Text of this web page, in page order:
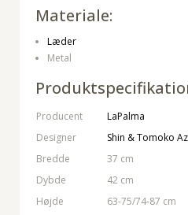
Materiale:
Læder
Metal
Producent
LaPalma
Designer
Shin & Tomoko
Bredde
37 cm
Dybde
42 cm
Højde
63-75/74-87 cm